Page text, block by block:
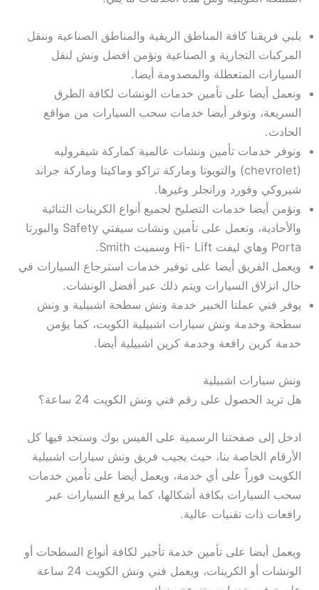
يلبي فريقنا كافة المناطق الريفية والمناطق الصناعية وننقل
المركبات التجارية و الصناعية ونؤمن افضل ونش لنقل
السيارات المتعطلة والمصدومة أيضا.
ونعمل أيضا على تأمين خدمات الونشات لكافة الطرق
السريعة، ونوفر أيضا خدمات سحب السيارات من مواقع
الحادث.
ونوفر خدمات تأمين ونشات عالمية كماركة شيفروليه
(chevrolet) والتويوتا وماركة تراكو وماكيتا وماركة جراند
شيروكي وفورد ورانجلر وغيرها.
ونؤمن أيضا خدمات التصليح لجميع أنواع الكرينات الثنائية
والأحادية، ونعمل على تأمين ونشات سيفتي Safety والبورتا
Porta وهاي ليفت Hi- Lift وسميث Smith.
ويعمل الفريق أيضا على توفير خدمات استرجاع السيارات في
حال انزلاق السيارات ويتم ذلك عبر أفضل الونشات.
يوفر فني عملنا الخبير خدمة ونش سطحة اشبيلية و ونش
سطحة وخدمة ونش سيارات اشبيلية الكويت، كما يؤمن
خدمة كرين رافعة وخدمة كرين اشبيلية أيضا.
ونش سيارات اشبيلية
هل تريد الحصول على رقم فني ونش الكويت 24 ساعة؟
ادخل إلى صفحتنا الرسمية على الفيس بوك وستجد فيها كل
الأرقام الخاصة بنا، حيث يجيب فريق ونش سيارات اشبيلية
الكويت فوراً على أي خدمة، ويعمل أيضا على تأمين خدمات
سحب السيارات بكافة أشكالها، كما يرفع السيارات عبر
رافعات ذات تقنيات عالية.
ويعمل أيضا على تأمين خدمة تأجير لكافة أنواع السطحات أو
الونشات أو الكرينات، ويعمل فني ونش الكويت 24 ساعة